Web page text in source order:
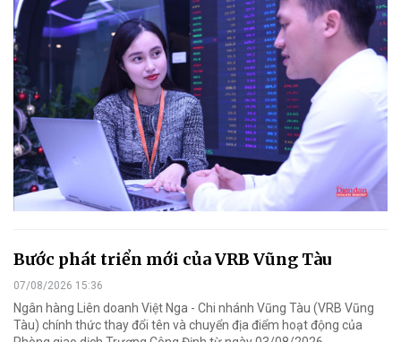
Bước phát triển mới của VRB Vũng Tàu
07/08/2026 15:36
Ngân hàng Liên doanh Việt Nga - Chi nhánh Vũng Tàu (VRB Vũng
Tàu) chính thức thay đổi tên và chuyển địa điểm hoạt động của